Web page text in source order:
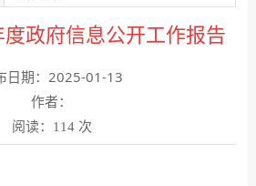
政府信息公开工作报告
日期：2025-01-13
作者：
阅读：
114次